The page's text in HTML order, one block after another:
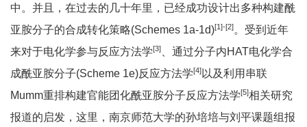
中。并且，在过去的几十年里，已经成功设计出多种构建酰
亚胺分子的合成转化策略(Schemes 1a-1d)[1]-[2] 。受到近年
来对于电化学参与反应方法学[3]
、通过分子内HAT电化学合
成酰亚胺分子(Scheme 1e)反应方法学[4] 以及利用串联
Mumm重排构建官能团化酰亚胺分子反应方法学[5]相关研究
报道的启发，这里，南京师范大学的孙培培与刘平课题组报